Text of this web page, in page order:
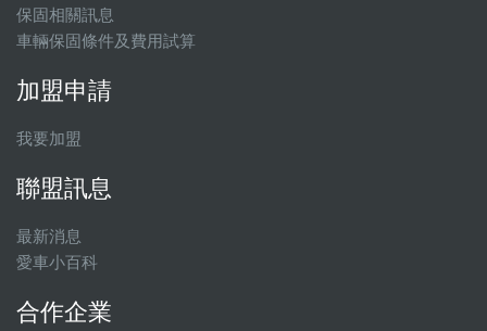
保固相關訊息
車輛保固條件及費用試算
加盟申請
我要加盟
聯盟訊息
最新消息
愛車小百科
合作企業